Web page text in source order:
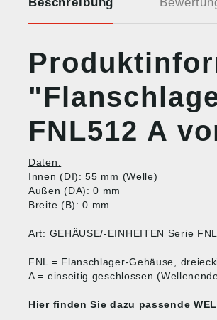
FNL512 A
Daten:
Innen (DI): 55 mm (Welle)
Außen (DA): 0 mm
Breite (B): 0 mm
Art: GEHÄUSE/-EINHEITEN Serie
FNL = Flanschlager-Gehäuse,
A = einseitig geschlossen
Hier finden Sie dazu passende